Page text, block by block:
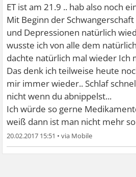
ET ist am 21.9 .. hab also noch
Mit Beginn der
und Depressionen natürlich
wusste ich von alle dem
dachte natürlich mal wieder Ich
Das denk ich teilweise heute
mir immer wieder.. Schlaf
nicht wenn du abnippelst...
Ich würde so gerne
weiß dann ist man nicht mehr
20.02.2017 15:51 •